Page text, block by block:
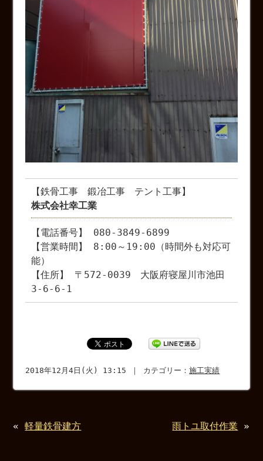
【鉄骨工事 鍛冶工事 テント工事】
株式会社幸工業
【電話番号】 080-3849-6899
【営業時間】 8:00～19:00（時間外も対応可
能）
【住所】 〒572-0039 大阪府寝屋川市池田
3-6-6-1
2018年12月4日(火) 13:15 ｜ カテゴリー：施工実績
«軽量鉄骨建方 雨トユ取付作業 »